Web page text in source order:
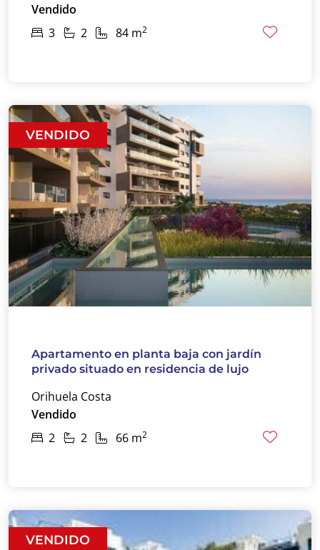
Vendido
3
2 84 m2
VENDIDO
Apartamento en planta baja con jardín
privado situado en residencia de lujo
Orihuela Costa
Vendido
2
2 66 m2
VENDIDO